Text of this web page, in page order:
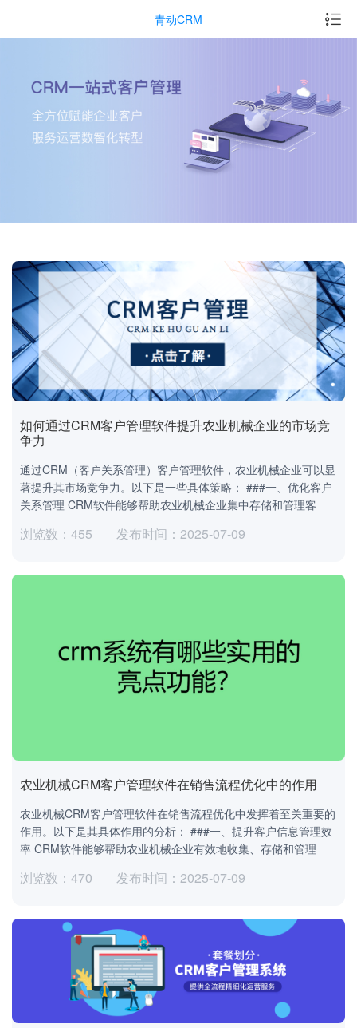
青动CRM
如何通过CRM客户管理软件提升农业机械企业的市场竞
争力
通过CRM（客户关系管理）客户管理软件，农业机械企业可以显
著提升其市场竞争力。以下是一些具体策略： ###一、优化客户
关系管理 CRM软件能够帮助农业机械企业集中存储和管理客
浏览数：455 发布时间：2025-07-09
农业机械CRM客户管理软件在销售流程优化中的作用
农业机械CRM客户管理软件在销售流程优化中发挥着至关重要的
作用。以下是其具体作用的分析： ###一、提升客户信息管理效
率 CRM软件能够帮助农业机械企业有效地收集、存储和管理
浏览数：470 发布时间：2025-07-09